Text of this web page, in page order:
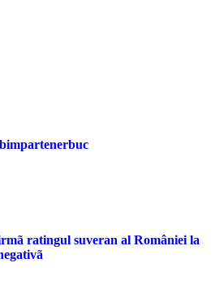
ratingul suveran al României la